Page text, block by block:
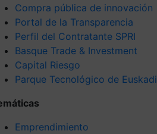
Compra pública de innovación
Portal de la Transparencia
Perfil del Contratante SPRI
Basque Trade & Investment
Capital Riesgo
Parque Tecnológico de Euskadi
Emprendimiento